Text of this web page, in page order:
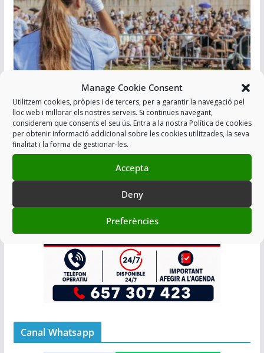
Manage Cookie Consent
Utilitzem cookies, pròpies i de tercers, per a garantir la navegació pel
lloc web i millorar els nostres serveis. Si continues navegant,
considerem que consents el seu ús. Entra a la nostra Política de cookies
per obtenir informació addicional sobre les cookies utilitzades, la seva
finalitat i la forma de gestionar-les.
Accepta
Deny
Preferències
INACCIÓ D’INTERIOR DAVANT DELS
ABUSOS SEXUALS A MOSSES
Canal Whatsapp